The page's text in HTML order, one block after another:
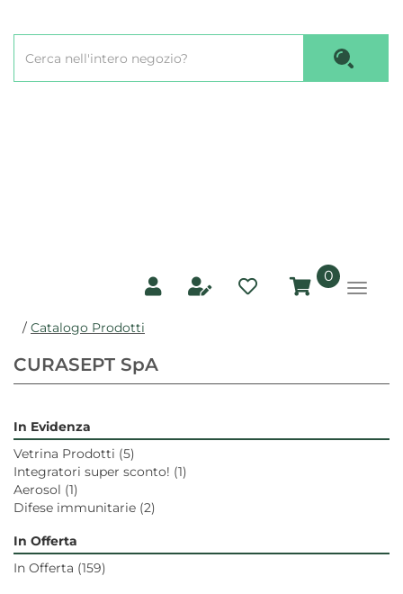
principale
Prodotto
0prodotti
inseriti
/ Catalogo Prodotti
CURASEPT SpA
In Evidenza
Vetrina Prodotti (5)
Integratori super sconto! (1)
Aerosol (1)
Difese immunitarie (2)
In Offerta
In Offerta (159)